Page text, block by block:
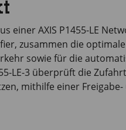
einerAXIS P1455-LE
zusammen die
sowie für die
LE-3 überprüft die
mithilfe einer